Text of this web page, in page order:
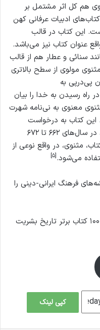
که بر روی هم کل اثر مشتمل بر
کتاب‌های ادبیات عرفانی کهن
این کتاب در قالب
عنوان کتاب نیز می‌باشد.
سنائی و عطار هم از قالب
مولوی از سطح بالاتری
این کتاب ۴۲۴ داستان پی‌درپی به
رسیدن به خدا را بیان
معنوی به نی‌نامه شهرت
مفهوم ۶ دفتر است. این کتاب به درخواست
شاگرد مولوی، حسام‌الدین حسن چلبی، در سال‌های ۶۶۲ تا ۶۷۲
کتاب، مثنوی، در واقع نوعی از
می‌شود.[۵]
فرهنگ ایرانی-دینی را
جزو ۱۰۰ کتاب برتر تاریخ بشریت
کپی لینک